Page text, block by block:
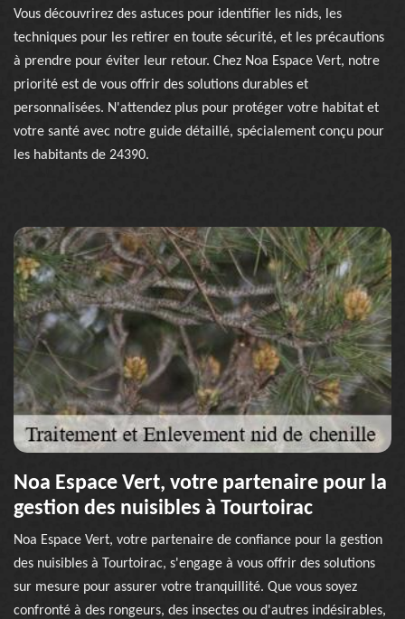
Vous découvrirez des astuces pour identifier les nids, les
techniques pour les retirer en toute sécurité, et les précautions
à prendre pour éviter leur retour. Chez Noa Espace Vert, notre
priorité est de vous offrir des solutions durables et
personnalisées. N'attendez plus pour protéger votre habitat et
votre santé avec notre guide détaillé, spécialement conçu pour
les habitants de 24390.
Noa Espace Vert, votre partenaire pour la
gestion des nuisibles à Tourtoirac
Noa Espace Vert, votre partenaire de confiance pour la gestion
des nuisibles à Tourtoirac, s'engage à vous offrir des solutions
sur mesure pour assurer votre tranquillité. Que vous soyez
confronté à des rongeurs, des insectes ou d'autres indésirables,